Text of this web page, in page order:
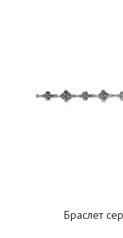
Браслет